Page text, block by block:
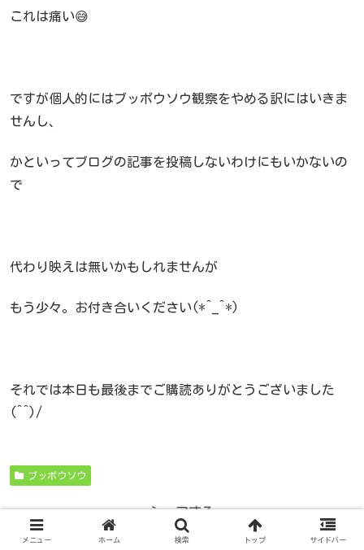
これは痛い😅
ですが個人的にはブッポウソウ観察をやめる訳にはいきま
せんし、
かといってブログの記事を投稿しないわけにもいかないの
で
代わり映えは無いかもしれませんが
もう少々。お付き合いください(*^_^*)
それでは本日も最後までご購読ありがとうございました
(^^)/
ブッポウソウ
シェアする
Facebook はてブ
メニュー ホーム 検索 トップ サイドバー